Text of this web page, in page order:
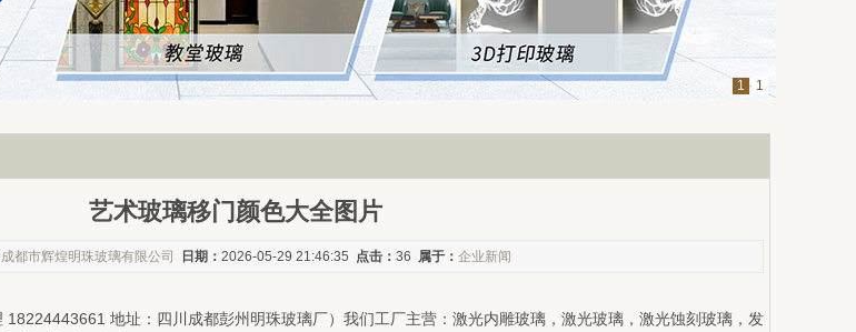
1 1
艺术玻璃移门颜色大全图片
成都市辉煌明珠玻璃有限公司 日期： 2026-05-29 21:46:35 点击： 36 属于： 企业新闻
18224443661 地址：四川成都彭州明珠玻璃厂）我们工厂主营：激光内雕玻璃，激光玻璃，激光蚀刻玻璃，发